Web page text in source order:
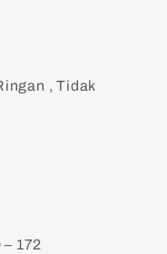
, Tidak
172